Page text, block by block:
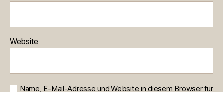
Website
Name, E-Mail-Adresse und Website in diesem Browser für